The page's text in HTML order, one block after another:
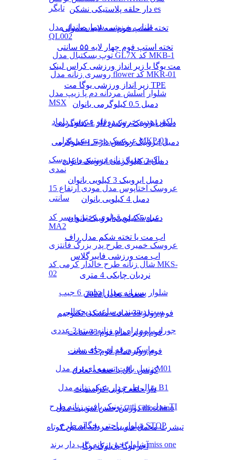
تایگر
طناب ورزشی شماره انداز مدل
QL002
توپ بسکتبال مدل GL7X کد MKB-1
روسری زنانه مدل flower کد MKR-01
شلوار اسلش مردانه دم پا زیپ مدل
MSX
باکس هدیه خرس دوقلو عروس داماد
عروسک دختر پسر مدل MKP-01
باکس هدیه زنانه دستبند و عروسک
نمدی
عروسک اختاپوس مدل مودی ارتفاع 15
سانتی
عروسک دو قولوی دختر و پسر کد
MA2
عروسک خمیری طرح پدر بزرگ فانتزی
شال زنانه طرح خالدار کرمی کد MKS-
02
شلوار پسرانه مدل اسلش 6 جیب
ست دستبند و ساعت دیجیتالی
جوراب لمه راه راه زنانه بسته 3 عددی
ماسک ورقه ای چای سبز
زنبیل بافت تسمه ای نرم مدل M01
شال طرح دار شیک زنانه مدل B1
تونیک بافت زنانه طرح cuti cats مدل TI
شلوار راحتی بچگانه طرح STOP
شلوار جین زنانه زاپ دار برند miss one
دار حلقه پلاستیکی نشکن es
تخته استپ فوم سه لایه معمولی
تخته استپ فوم چهار لایه ۵۵ سانتی
مت یوگا یا زیر انداز ورزشی کراس لینک
زیر انداز ورزشی یوگا مت TPE
دمبل 0.5 کیلوگرمی بانوان
دمبل ایروبیک روکش‌ دار 1 کیلوگرمی
دمبل ایروبیک روکش‌ دار 1.5 کیلوگرمی
دمبل 2 کیلوگرمی ایروبیک بانوان
دمبل ایروبیک 3 کیلویی بانوان
دمبل 4 کیلویی بانوان
دمبل 5 کیلویی ایروبیک بانوان
اب مت یا تخته شکم مدل راف
اب مت ورزشی فایبرگلاس
نردبان چابکی 4 متری
صفحه تعادل 2022
فوم رولر 33 سانت مشکی تکنوجیم
فوم رولر تمام فوم 33 سانت
فوم رولر تمام فوم 45 سانت
کوشن بال یا صفحه تعادل
دار حلقه چوبی کراسفیت
دورس جنس سوییت مدل moschino
تیشرت مخمل سوییت مردانه آستین کوتاه
آجر یوگا یا بلوک یوگا